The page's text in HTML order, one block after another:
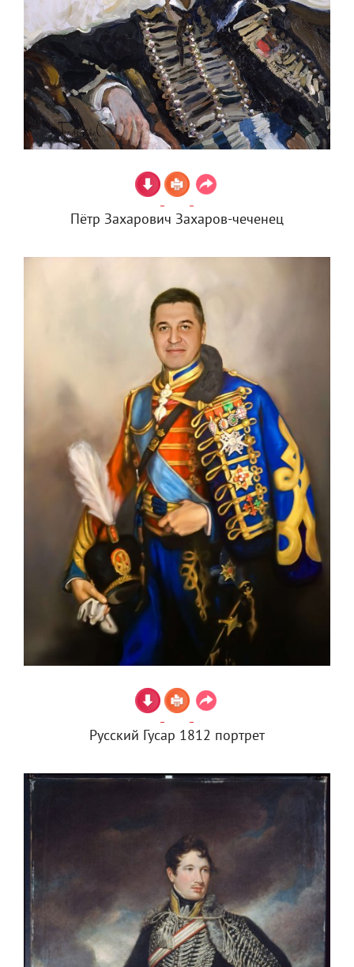
Пётр Захарович Захаров-чеченец
Русский Гусар 1812 портрет